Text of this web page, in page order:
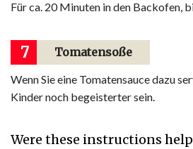
Für ca. 20 Minuten in den Backofen,
7 Tomatensoße
Wenn Sie eine Tomatensauce dazu
Kinder noch begeisterter sein.
Were these instructions